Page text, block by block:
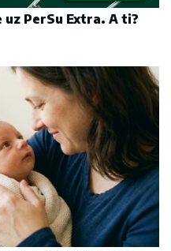
PerSu Extra. A ti?